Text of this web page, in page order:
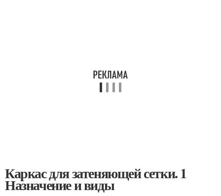
Каркас для затеняющей сетки. 1
Назначение и виды